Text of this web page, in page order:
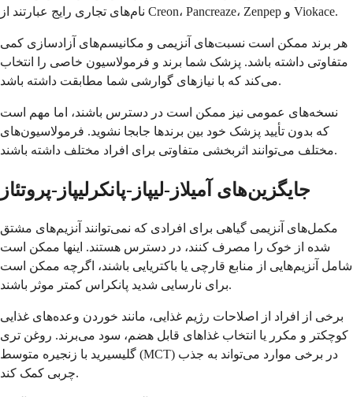
نام‌های تجاری رایج عبارتند از Creon، Pancreaze، Zenpep و Viokace.
هر برند ممکن است نسبت‌های آنزیمی و مکانیسم‌های آزادسازی کمی
متفاوتی داشته باشد. پزشک شما برند و فرمولاسیون خاصی را انتخاب
می‌کند که با نیازهای گوارشی شما مطابقت داشته باشد.
نسخه‌های عمومی نیز ممکن است در دسترس باشند، اما مهم است
که بدون تأیید پزشک خود بین برندها جابجا نشوید. فرمولاسیون‌های
مختلف می‌توانند اثربخشی متفاوتی برای افراد مختلف داشته باشند.
جایگزین‌های آمیلاز-لیپاز-پانکرلیپاز-پروتئاز
مکمل‌های آنزیمی گیاهی برای افرادی که نمی‌توانند آنزیم‌های مشتق
شده از خوک را مصرف کنند، در دسترس هستند. اینها ممکن است
شامل آنزیم‌هایی از منابع قارچی یا باکتریایی باشند، اگرچه ممکن است
برای نارسایی شدید پانکراس کمتر موثر باشند.
برخی از افراد از اصلاحات رژیم غذایی، مانند خوردن وعده‌های غذایی
کوچکتر و مکرر یا انتخاب غذاهای قابل هضم، سود می‌برند. روغن تری
گلیسیرید با زنجیره متوسط (MCT) در برخی موارد می‌تواند به جذب
چربی کمک کند.